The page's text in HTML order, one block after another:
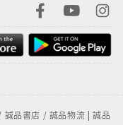
品書店 / 誠品物流 | 誠品